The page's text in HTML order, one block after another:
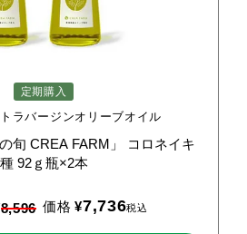
定期購入
ラバージンオリーブオイル
旬 CREA FARM」
コロネイキ
種 92ｇ瓶×2本
8,596 価格 ¥7,736税込